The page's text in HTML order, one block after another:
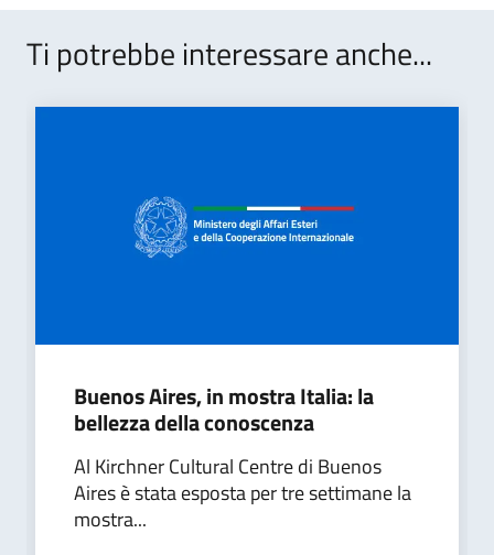
Ti potrebbe interessare anche...
Buenos Aires, in mostra Italia: la
bellezza della conoscenza
Al Kirchner Cultural Centre di Buenos
Aires è stata esposta per tre settimane la
mostra...